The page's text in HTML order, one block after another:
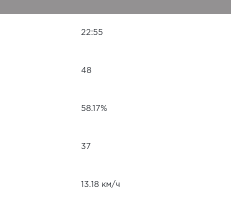
22:55
48
58.17%
37
13.18 км/ч